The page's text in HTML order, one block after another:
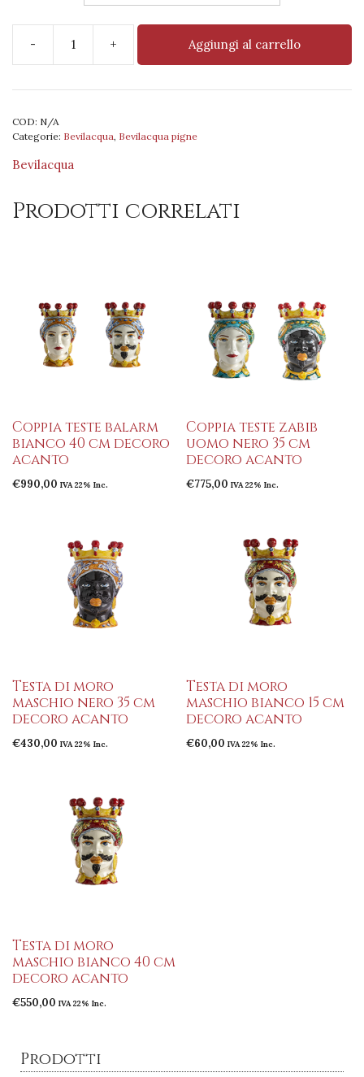
-
H
35
quantità
+ Aggiungi al carrello
COD: N/A
Categorie: Bevilacqua, Bevilacqua pigne
Bevilacqua
Prodotti correlati
Coppia teste balarm
bianco 40 cm decoro
acanto
€990,00 IVA 22% Inc.
Coppia teste zabib
uomo nero 35 cm
decoro acanto
€775,00 IVA 22% Inc.
Testa di moro
maschio nero 35 cm
decoro acanto
€430,00 IVA 22% Inc.
Testa di moro
maschio bianco 15 cm
decoro acanto
€60,00 IVA 22% Inc.
Testa di moro
maschio bianco 40 cm
decoro acanto
€550,00 IVA 22% Inc.
Prodotti